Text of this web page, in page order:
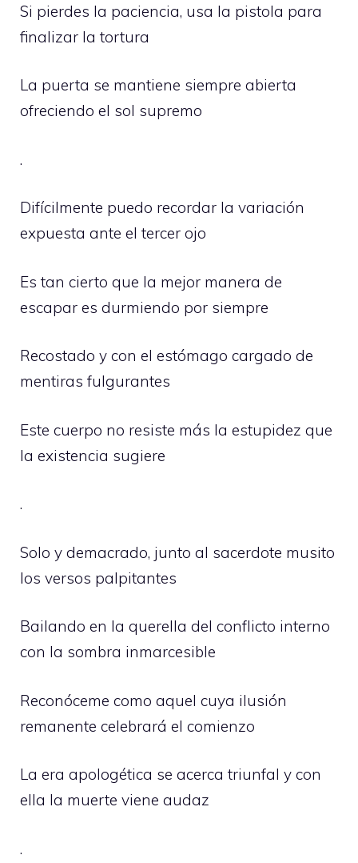
Si pierdes la paciencia, usa la pistola para
finalizar la tortura
La puerta se mantiene siempre abierta
ofreciendo el sol supremo
.
Difícilmente puedo recordar la variación
expuesta ante el tercer ojo
Es tan cierto que la mejor manera de
escapar es durmiendo por siempre
Recostado y con el estómago cargado de
mentiras fulgurantes
Este cuerpo no resiste más la estupidez que
la existencia sugiere
.
Solo y demacrado, junto al sacerdote musito
los versos palpitantes
Bailando en la querella del conflicto interno
con la sombra inmarcesible
Reconóceme como aquel cuya ilusión
remanente celebrará el comienzo
La era apologética se acerca triunfal y con
ella la muerte viene audaz
.